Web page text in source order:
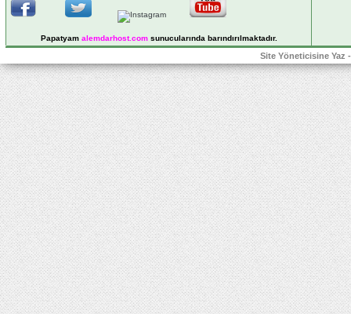
Papatyam alemdarhost.comsunucularında barındırılmaktadır.
Site Yöneticisine Yaz